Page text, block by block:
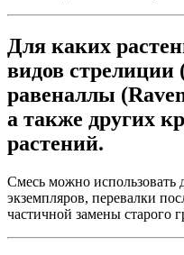
Для каких
видов стрелиции
равеналлы
а также других
растений.
Смесь можно использовать
экземпляров, перевалки
частичной замены старого